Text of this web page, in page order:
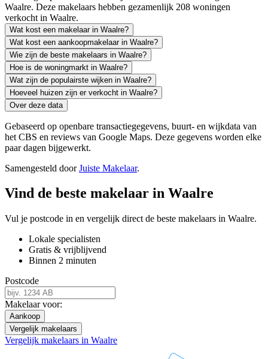
Waalre. Deze makelaars hebben gezamenlijk 208 woningen
verkocht in Waalre.
Wat kost een makelaar in Waalre?
Wat kost een aankoopmakelaar in Waalre?
Wie zijn de beste makelaars in Waalre?
Hoe is de woningmarkt in Waalre?
Wat zijn de populairste wijken in Waalre?
Hoeveel huizen zijn er verkocht in Waalre?
Over deze data
Gebaseerd op openbare transactiegegevens, buurt- en wijkdata van
het CBS en reviews van Google Maps. Deze gegevens worden elke
paar dagen bijgewerkt.
Samengesteld doorJuiste Makelaar.
Vind de beste makelaar in Waalre
Vul je postcode in en vergelijk direct de beste makelaars in Waalre.
Lokale specialisten
Gratis & vrijblijvend
Binnen 2 minuten
Postcode
Makelaar voor:
Aankoop
Vergelijk makelaars
Vergelijk makelaars in Waalre